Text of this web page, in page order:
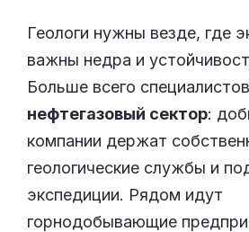
Геологи нужны везде, где
важны недра и
Больше всего
нефтегазовый сектор:
компании держат
геологические службы и
экспедиции. Рядом идут
горнодобывающие